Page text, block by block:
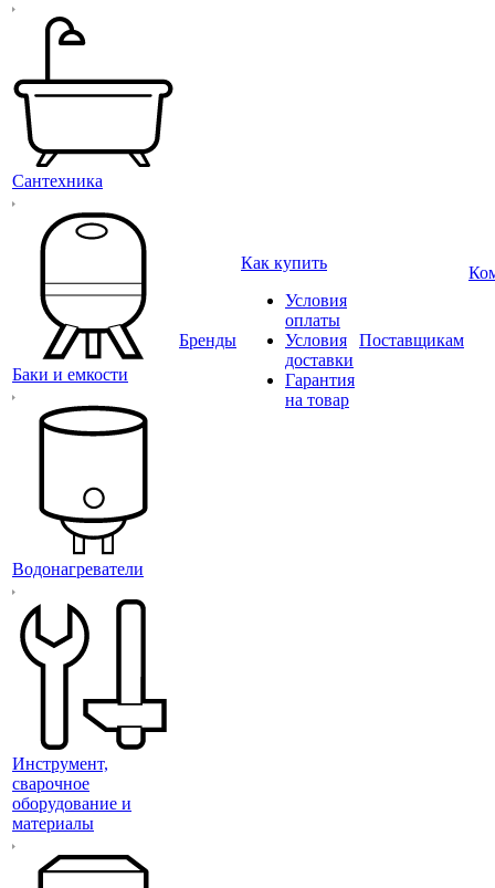
Сантехника
Баки и емкости
Водонагреватели
Инструмент,
сварочное
оборудование и
материалы
Бренды
Как купить
Условия
оплаты
Условия
доставки
Гарантия
на товар
Поставщикам